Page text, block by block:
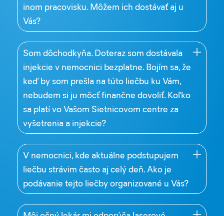
inom pracovisku. Môžem ich dostávať aj u
Vás?
Som dôchodkyňa. Doteraz som dostávala
injekcie v nemocnici bezplatne. Bojím sa, že
keď by som prešla na túto liečbu ku Vám,
nebudem si ju môcť finančne dovoliť. Koľko
sa platí vo Vašom Sietnicovom centre za
vyšetrenia a injekcie?
V nemocnici, kde aktuálne podstupujem
liečbu strávim často aj celý deň. Ako je
podávanie tejto liečby organizované u Vás?